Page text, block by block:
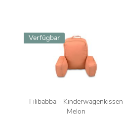
Verfügbar
Filibabba - Kinderwagenkissen
Melon